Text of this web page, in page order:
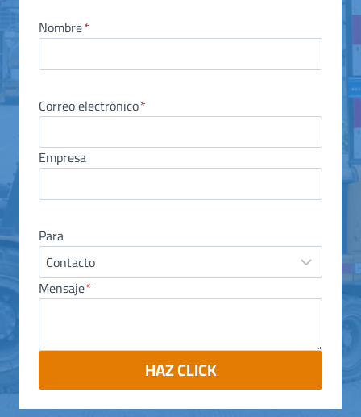
Nombre*
Correo electrónico*
Empresa
Para
Mensaje*
HAZ CLICK